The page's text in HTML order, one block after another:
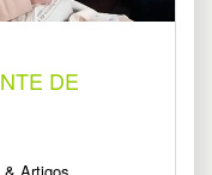
DE
Artigos